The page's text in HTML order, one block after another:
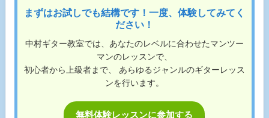
まずはお試しでも結構です！一度、体験してみてく
ださい！
中村ギター教室では、あなたのレベルに合わせたマンツー
マンのレッスンで、
初心者から上級者まで、 あらゆるジャンルのギターレッス
ンを行います。
無料体験レッスンに参加する